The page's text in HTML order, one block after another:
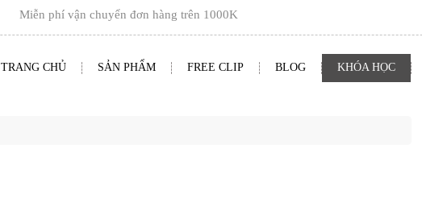
Miễn phí vận chuyển đơn hàng trên 1000K
TRANG CHỦ SẢN PHẨM FREE CLIP BLOG KHÓA HỌC